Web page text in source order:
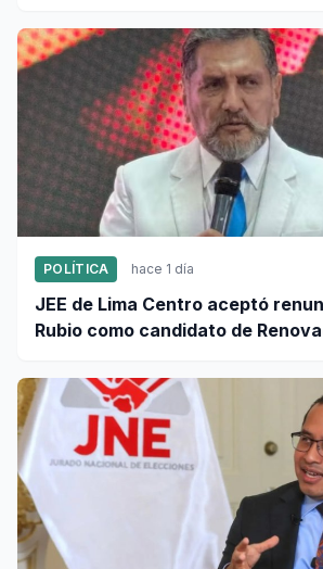
POLÍTICA hace 1 día
JEE de Lima Centro aceptó
Rubio como candidato de